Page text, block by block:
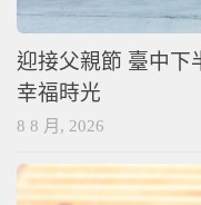
迎接父親節 臺中下
幸福時光
8 8 月, 2026